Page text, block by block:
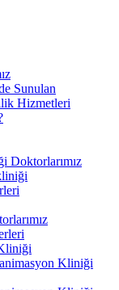
Sunulan
Hizmetleri
Kliniği